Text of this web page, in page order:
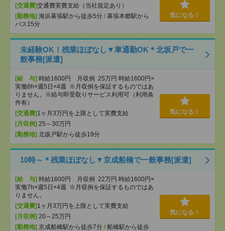
[交通費]交通費実費支給（当社規定あり）
[勤務地] 海浜幕張駅から徒歩5分 / 幕張本郷駅から
バス15分
気になる！
未経験OK！残業ほぼなし▼車通勤OK＊北坂戸で一
般事務[派遣]
[給 与] 時給1600円 月収例 25万円 時給1600円×
実働8h×週5日×4週 ※月収例を保証するものではあ
りません。※給与即受取りサービス利用可（利用条
件有）
[交通費] 1ヶ月3万円を上限として実費支給
[月収例] 25～30万円
[勤務地] 北坂戸駅から徒歩19分
気になる！
10時～＊残業ほぼなし▼京成船橋で一般事務[派遣]
[給 与] 時給1600円 月収例 22万円 時給1600円×
実働7h×週5日×4週 ※月収例を保証するものではあ
りません。
[交通費] 1ヶ月3万円を上限として実費支給
[月収例] 20～25万円
[勤務地] 京成船橋駅から徒歩7分 / 船橋駅から徒歩
気になる！